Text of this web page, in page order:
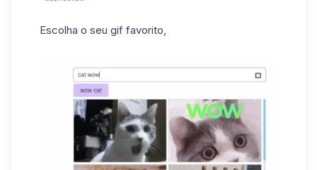
Escolha o seu gif favorito,